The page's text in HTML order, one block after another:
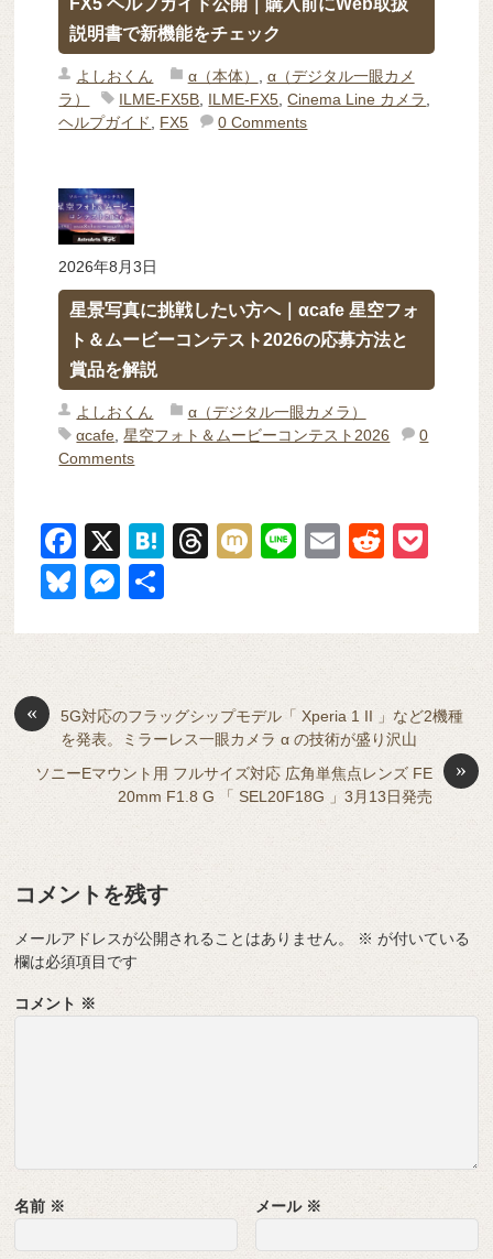
説明書で新機能をチェック
よしおくん α（本体）
α（デジタル一眼カメ
ラ）
ILME-FX5B ILME-FX5 ,Cinema Line カメラ
ヘルプガイド
FX5 0 Comments
2026年8月3日
星景写真に挑戦したい方へ｜αcafe 星空フォ
ト＆ムービーコンテスト2026の応募方法と
賞品を解説
よしおくん
α（デジタル一眼カメラ）
αcafe ,星空フォト＆ムービーコンテスト2026
0
Comments
F
a
c
e
o
o
k
X
H
n
a
T
a
s
M
Li
E
R
di et
Bl
e
y
M
n
g
er
«
5G対応のフラッグシップモデル「 Xperia 1 II 」など2機種
を発表。ミラーレス一眼カメラ α の技術が盛り沢山
»
ソニーEマウント用 フルサイズ対応 広角単焦点レンズ FE
20mm F1.8 G 「 SEL20F18G 」3月13日発売
コメントを残す
メールアドレスが公開されることはありません。 ※ が付いている
欄は必須項目です
コメント ※
名前 ※ メール ※